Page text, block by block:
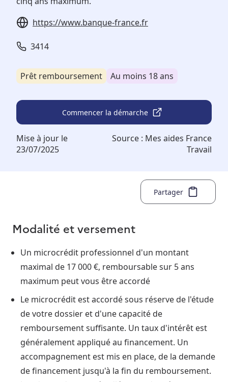
https://www.banque-france.fr
3414
Prêt remboursement Au moins 18 ans
Commencer la démarche
Mise à jour le
23/07/2025
Source : Mes aides France
Travail
Partager
Modalité et versement
Un microcrédit professionnel d'un montant
maximal de 17 000 €, remboursable sur 5 ans
maximum peut vous être accordé
Le microcrédit est accordé sous réserve de l'étude
de votre dossier et d'une capacité de
remboursement suffisante. Un taux d'intérêt est
généralement appliqué au financement. Un
accompagnement est mis en place, de la demande
de financement jusqu'à la fin du remboursement.